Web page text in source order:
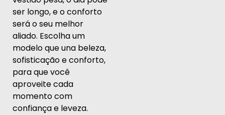
ser longo, e o conforto
será o seu melhor
aliado. Escolha um
modelo que una beleza,
sofisticação e conforto,
para que você
aproveite cada
momento com
confiança e leveza.